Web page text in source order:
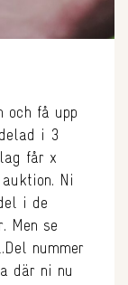
och få upp
i 3
får x
Ni
i de
Men se
nummer
där ni nu